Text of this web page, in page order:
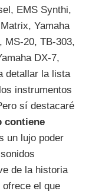
EMS Synthi,
Yamaha
MS-20, TB-303,
DX-7,
detallar la lista
instrumentos
sí destacaré
contiene
un lujo poder
de la historia
el que